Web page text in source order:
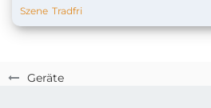
Geräte
Szene Tradfri